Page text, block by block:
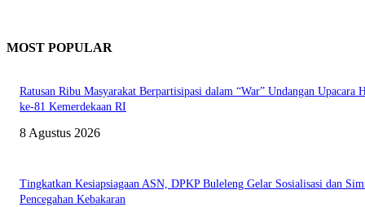
MOST POPULAR
Ratusan Ribu Masyarakat Berpartisipasi dalam “War” Undangan Upacara
ke-81 Kemerdekaan RI
8 Agustus 2026
Tingkatkan Kesiapsiagaan ASN, DPKP Buleleng Gelar Sosialisasi dan
Pencegahan Kebakaran